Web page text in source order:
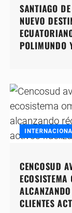
SANTIAGO
NUEVO
POLIMUNDO
CENCOSUD
CLIENTES